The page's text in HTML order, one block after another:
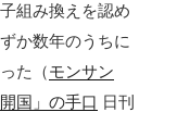
組み換えを認め
か数年のうちに
た（モンサン
国」の手口 日刊